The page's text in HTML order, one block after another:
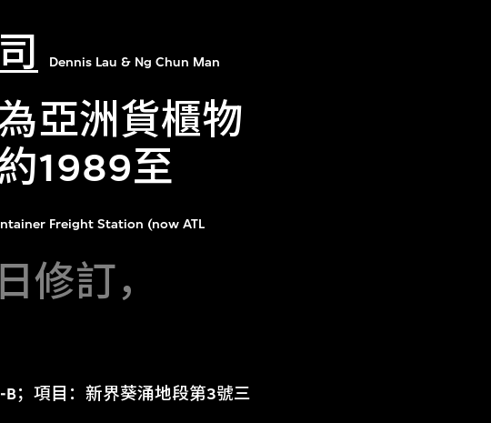
Dennis Lau & Ng Chun Man
亞洲貨櫃物
1989至
Freight Station (now ATL
修訂，
；項目：新界葵涌地段第3號三